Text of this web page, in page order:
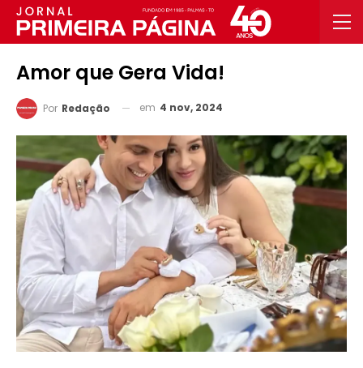
Amor que Gera Vida!
Por Redação em 4 nov, 2024